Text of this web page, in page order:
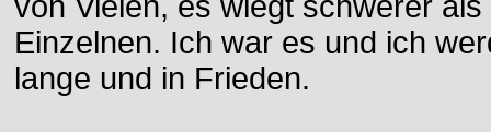
Einzelnen. Ich war es und ich
lange und in Frieden.